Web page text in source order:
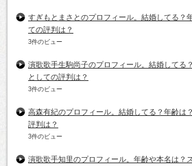
すぎもとまさとのプロフィール。結婚してる？
ての評判は？
3件のビュー
演歌歌手生駒尚子のプロフィール。結婚してる
としての評判は？
3件のビュー
高森有紀のプロフィール。結婚してる？年齢は
評判は？
3件のビュー
演歌歌手知里のプロフィール。年齢や本名は？